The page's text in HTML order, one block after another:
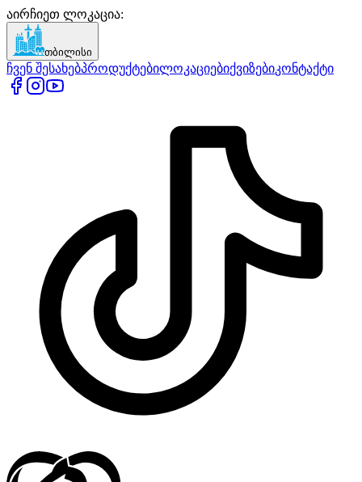
აირჩიეთ ლოკაცია:
თბილისი
ჩვენ შესახებპროდუქტებილოკაციებიქვიზებიკონტაქტი